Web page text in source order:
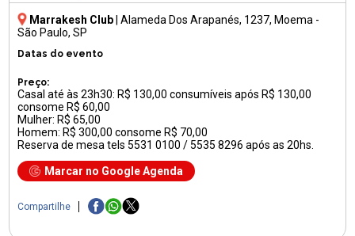
Marrakesh Club |Alameda Dos Arapanés, 1237, Moema -
São Paulo, SP
Datas do evento
Preço:
Casal até às 23h30: R$ 130,00 consumíveis após R$ 130,00
consome R$ 60,00
Mulher: R$ 65,00
Homem: R$ 300,00 consome R$ 70,00
Reserva de mesa tels 5531 0100 / 5535 8296 após as 20hs.
Marcar no Google Agenda
Compartilhe